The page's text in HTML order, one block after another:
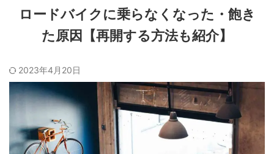
ロードバイクに乗らなくなった・飽き
た原因【再開する方法も紹介】
2023年4月20日